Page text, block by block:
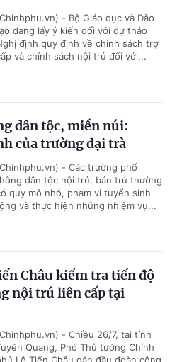
- Bộ Giáo dục và Đào
đang lấy ý kiến đối với dự thảo
định quy định về chính sách trợ
và chính sách nội trú đối với...
dân tộc, miền núi:
của trường đại trà
- Các trường phổ
dân tộc nội trú, bán trú thường
quy mô nhỏ, phạm vi tuyển sinh
và thực hiện những nhiệm vụ...
Châu kiểm tra tiến độ
nội trú liên cấp tại
- Chiều 26/7, tại tỉnh
Quang, Phó Thủ tướng Chính